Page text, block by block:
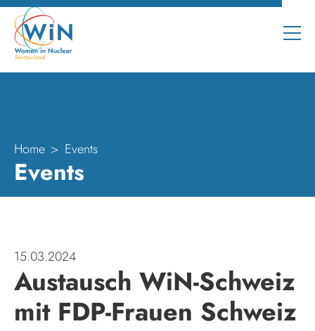
Home Events
Events
15.03.2024
Austausch WiN-Schweiz
mit FDP-Frauen Schweiz